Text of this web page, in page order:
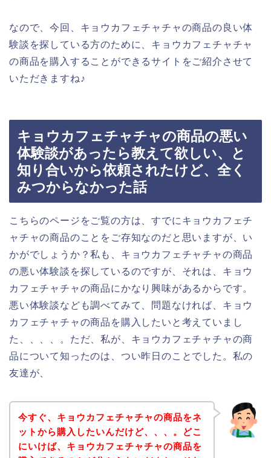
なので、今回、キョウカフェチャチャの商品の良い体
験談を探している方のために、キョウカフェチャチャ
の商品を購入することができるサイトをご紹介させて
いただきますね♪
キョウカフェチャチャの商品の悪い
体験談があったら教えて欲しい、と
知り合いから依頼されたけど、全く
みつからなかった話
こちらのページをご覧の方は、すでにキョウカフェチ
ャチャの商品のことをご存知なのだと思いますが、い
かがでしょうか？私も、キョウカフェチャチャの商品
の悪い体験談を探しているのですが、それは、キョウ
カフェチャチャの商品にかなり興味があるからです。
悪い体験談なども調べてみて、問題なければ、キョウ
カフェチャチャの商品を購入したいと考えていまし
た、、、、。ただ、私が、キョウカフェチャチャの商
品について知ったのは、つい昨日のことでした。私の
友達が、
今すぐ、キョウカフェチャチャの商品をネ
ットから購入したいんだけど、、、。どこ
にいけば、キョウカフェチャチャの商品を